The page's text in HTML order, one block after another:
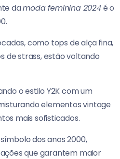
damoda feminina 2024é o
como tops de alça fina,
de strass, estão voltando
o estilo Y2K com um
elementos vintage
mais sofisticados.
dos anos 2000,
que garantem maior